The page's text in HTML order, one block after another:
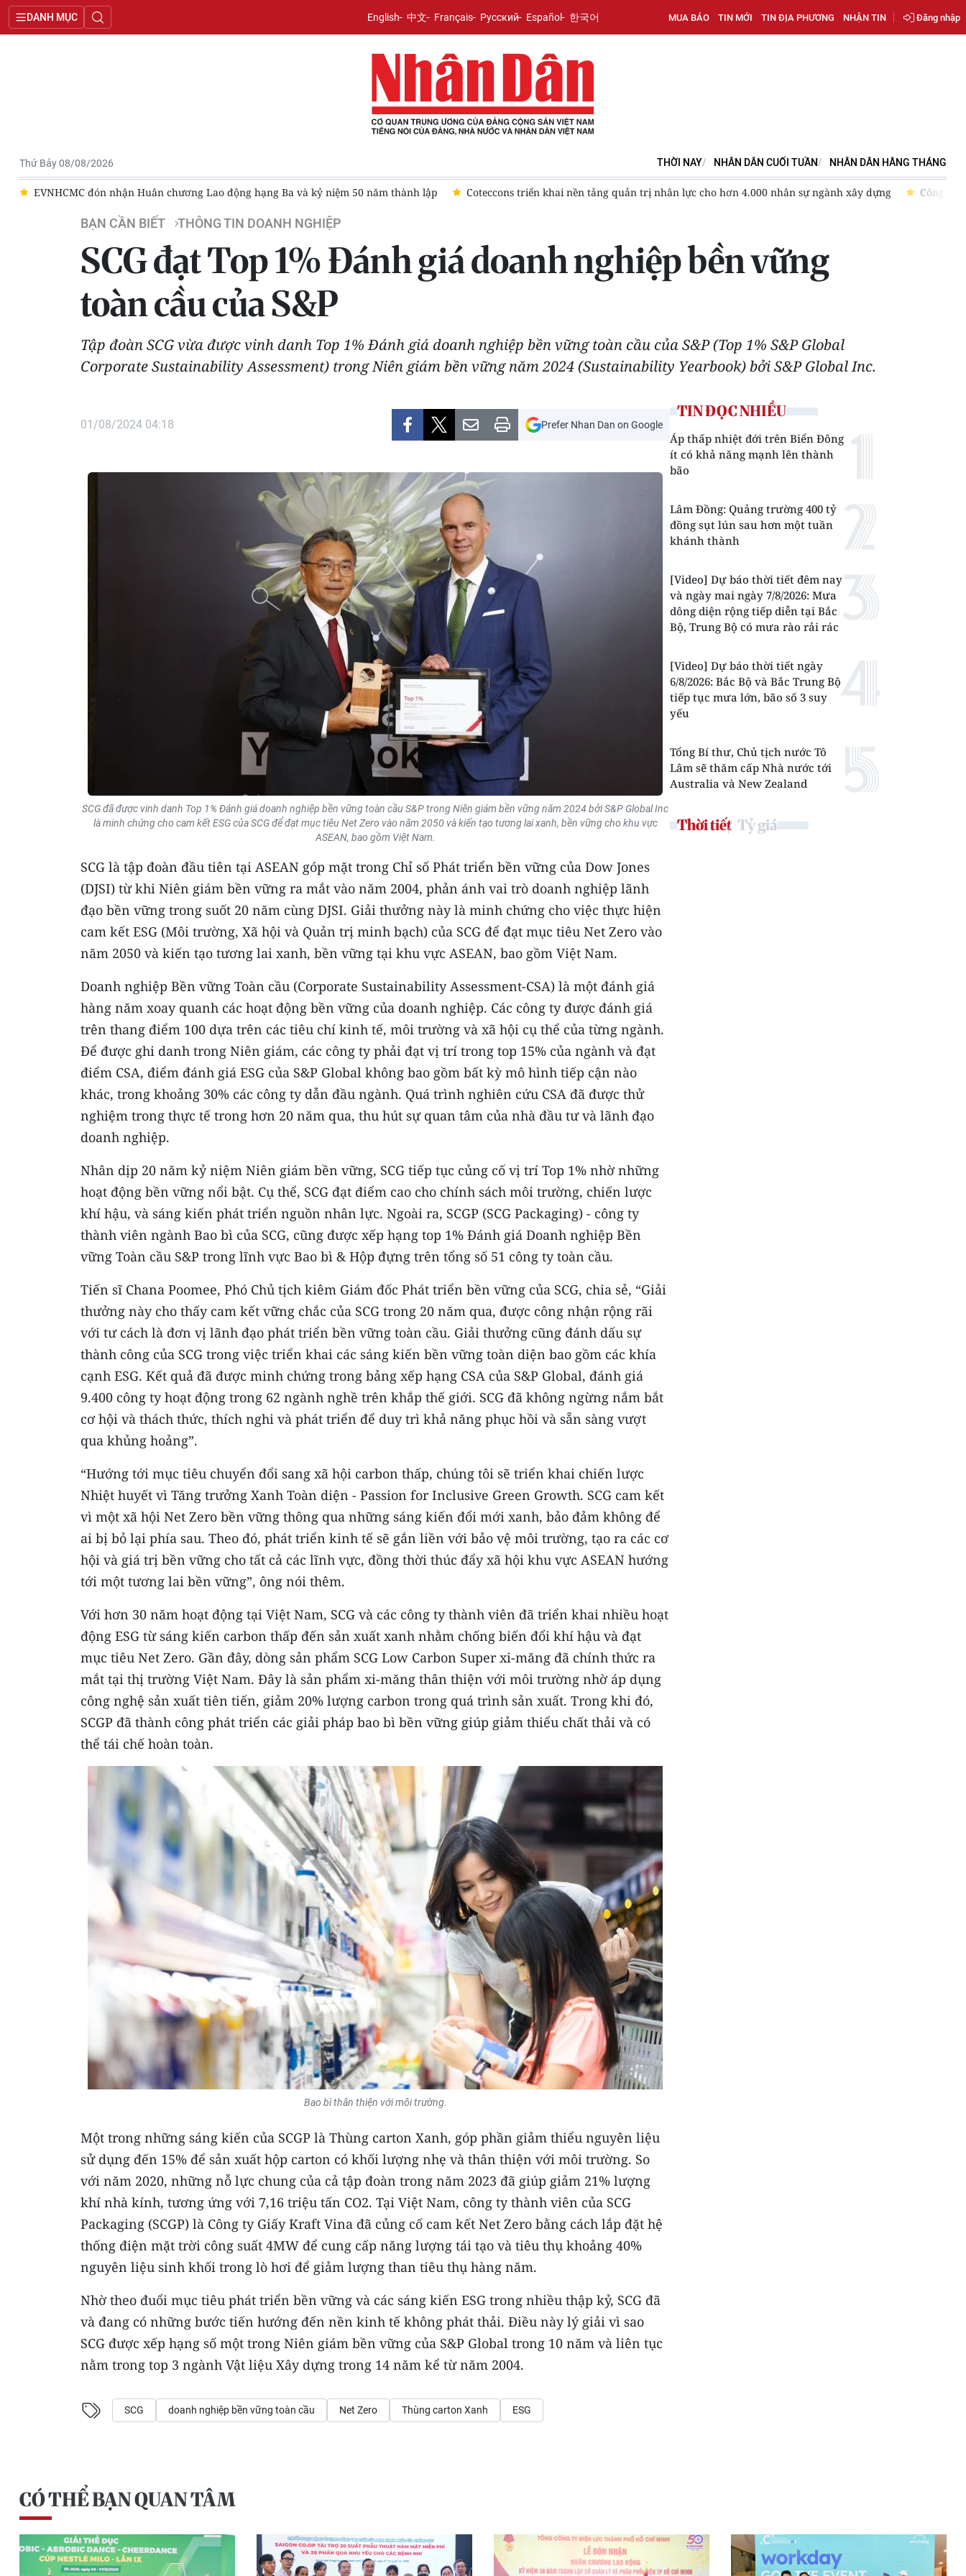
DANH MỤC English 中文 Français Русский Español 한국어 MUA BÁO TIN MỚI TIN ĐỊA PHƯƠNG NHẬN TIN Đăng nhập
Thứ Bảy 08/08/2026 THỜI NAY NHÂN DÂN CUỐI TUẦN NHÂN DÂN HẰNG THÁNG
EVNHCMC đón nhận Huân chương Lao động hạng Ba và kỷ niệm 50 năm thành lập Coteccons triển khai nền tảng quản trị nhân lực cho hơn 4.000 nhân sự ngành xây dựng Công ty
BẠN CẦN BIẾT THÔNG TIN DOANH NGHIỆP
SCG đạt Top 1% Đánh giá doanh nghiệp bền vững
toàn cầu của S&P
Tập đoàn SCG vừa được vinh danh Top 1% Đánh giá doanh nghiệp bền vững toàn cầu của S&P (Top 1% S&P Global
Corporate Sustainability Assessment) trong Niên giám bền vững năm 2024 (Sustainability Yearbook) bởi S&P Global Inc.
01/08/2024 04:18 Prefer Nhan Dan on Google
SCG đã được vinh danh Top 1% Đánh giá doanh nghiệp bền vững toàn cầu S&P trong Niên giám bền vững năm 2024 bởi S&P Global Inc
là minh chứng cho cam kết ESG của SCG để đạt mục tiêu Net Zero vào năm 2050 và kiến tạo tương lai xanh, bền vững cho khu vực
ASEAN, bao gồm Việt Nam.
SCG là tập đoàn đầu tiên tại ASEAN góp mặt trong Chỉ số Phát triển bền vững của Dow Jones
(DJSI) từ khi Niên giám bền vững ra mắt vào năm 2004, phản ánh vai trò doanh nghiệp lãnh
đạo bền vững trong suốt 20 năm cùng DJSI. Giải thưởng này là minh chứng cho việc thực hiện
cam kết ESG (Môi trường, Xã hội và Quản trị minh bạch) của SCG để đạt mục tiêu Net Zero vào
năm 2050 và kiến tạo tương lai xanh, bền vững tại khu vực ASEAN, bao gồm Việt Nam.
Doanh nghiệp Bền vững Toàn cầu (Corporate Sustainability Assessment-CSA) là một đánh giá
hàng năm xoay quanh các hoạt động bền vững của doanh nghiệp. Các công ty được đánh giá
trên thang điểm 100 dựa trên các tiêu chí kinh tế, môi trường và xã hội cụ thể của từng ngành.
Để được ghi danh trong Niên giám, các công ty phải đạt vị trí trong top 15% của ngành và đạt
điểm CSA, điểm đánh giá ESG của S&P Global không bao gồm bất kỳ mô hình tiếp cận nào
khác, trong khoảng 30% các công ty dẫn đầu ngành. Quá trình nghiên cứu CSA đã được thử
nghiệm trong thực tế trong hơn 20 năm qua, thu hút sự quan tâm của nhà đầu tư và lãnh đạo
doanh nghiệp.
Nhân dịp 20 năm kỷ niệm Niên giám bền vững, SCG tiếp tục củng cố vị trí Top 1% nhờ những
hoạt động bền vững nổi bật. Cụ thể, SCG đạt điểm cao cho chính sách môi trường, chiến lược
khí hậu, và sáng kiến phát triển nguồn nhân lực. Ngoài ra, SCGP (SCG Packaging) - công ty
thành viên ngành Bao bì của SCG, cũng được xếp hạng top 1% Đánh giá Doanh nghiệp Bền
vững Toàn cầu S&P trong lĩnh vực Bao bì & Hộp đựng trên tổng số 51 công ty toàn cầu.
Tiến sĩ Chana Poomee, Phó Chủ tịch kiêm Giám đốc Phát triển bền vững của SCG, chia sẻ, “Giải
thưởng này cho thấy cam kết vững chắc của SCG trong 20 năm qua, được công nhận rộng rãi
với tư cách là đơn vị lãnh đạo phát triển bền vững toàn cầu. Giải thưởng cũng đánh dấu sự
thành công của SCG trong việc triển khai các sáng kiến ​​bền vững toàn diện bao gồm các khía
cạnh ESG. Kết quả đã được minh chứng trong bảng xếp hạng CSA của S&P Global, đánh giá
9.400 công ty hoạt động trong 62 ngành nghề trên khắp thế giới. SCG đã không ngừng nắm bắt
cơ hội và thách thức, thích nghi và phát triển để duy trì khả năng phục hồi và sẵn sàng vượt
qua khủng hoảng”.
“Hướng tới mục tiêu chuyển đổi sang xã hội carbon thấp, chúng tôi sẽ triển khai chiến lược
Nhiệt huyết vì Tăng trưởng Xanh Toàn diện - Passion for Inclusive Green Growth. SCG cam kết
vì một xã hội Net Zero bền vững thông qua những sáng kiến đổi mới xanh, bảo đảm không để
ai bị bỏ lại phía sau. Theo đó, phát triển kinh tế sẽ gắn liền với bảo vệ môi trường, tạo ra các cơ
hội và giá trị bền vững cho tất cả các lĩnh vực, đồng thời thúc đẩy xã hội khu vực ASEAN hướng
tới một tương lai bền vững”, ông nói thêm.
Với hơn 30 năm hoạt động tại Việt Nam, SCG và các công ty thành viên đã triển khai nhiều hoạt
động ESG từ sáng kiến carbon thấp đến sản xuất xanh nhằm chống biến đổi khí hậu và đạt
mục tiêu Net Zero. Gần đây, dòng sản phẩm SCG Low Carbon Super xi-măng đã chính thức ra
mắt tại thị trường Việt Nam. Đây là sản phẩm xi-măng thân thiện với môi trường nhờ áp dụng
công nghệ sản xuất tiên tiến, giảm 20% lượng carbon trong quá trình sản xuất. Trong khi đó,
SCGP đã thành công phát triển các giải pháp bao bì bền vững giúp giảm thiểu chất thải và có
thể tái chế hoàn toàn.
Bao bì thân thiện với môi trường.
Một trong những sáng kiến của SCGP là Thùng carton Xanh, góp phần giảm thiểu nguyên liệu
sử dụng đến 15% để sản xuất hộp carton có khối lượng nhẹ và thân thiện với môi trường. So
với năm 2020, những nỗ lực chung của cả tập đoàn trong năm 2023 đã giúp giảm 21% lượng
khí nhà kính, tương ứng với 7,16 triệu tấn CO2. Tại Việt Nam, công ty thành viên của SCG
Packaging (SCGP) là Công ty Giấy Kraft Vina đã củng cố cam kết Net Zero bằng cách lắp đặt hệ
thống điện mặt trời công suất 4MW để cung cấp năng lượng tái tạo và tiêu thụ khoảng 40%
nguyên liệu sinh khối trong lò hơi để giảm lượng than tiêu thụ hàng năm.
Nhờ theo đuổi mục tiêu phát triển bền vững và các sáng kiến ​​ESG trong nhiều thập kỷ, SCG đã
và đang có những bước tiến hướng đến nền kinh tế không phát thải. Điều này lý giải vì sao
SCG được xếp hạng số một trong Niên giám bền vững của S&P Global trong 10 năm và liên tục
nằm trong top 3 ngành Vật liệu Xây dựng trong 14 năm kể từ năm 2004.
SCG doanh nghiệp bền vững toàn cầu Net Zero Thùng carton Xanh ESG
TIN ĐỌC NHIỀU
Áp thấp nhiệt đới trên Biển Đông
ít có khả năng mạnh lên thành
bão
Lâm Đồng: Quảng trường 400 tỷ
đồng sụt lún sau hơn một tuần
khánh thành
[Video] Dự báo thời tiết đêm nay
và ngày mai ngày 7/8/2026: Mưa
dông diện rộng tiếp diễn tại Bắc
Bộ, Trung Bộ có mưa rào rải rác
[Video] Dự báo thời tiết ngày
6/8/2026: Bắc Bộ và Bắc Trung Bộ
tiếp tục mưa lớn, bão số 3 suy
yếu
Tổng Bí thư, Chủ tịch nước Tô
Lâm sẽ thăm cấp Nhà nước tới
Australia và New Zealand
Thời tiết Tỷ giá
CÓ THỂ BẠN QUAN TÂM